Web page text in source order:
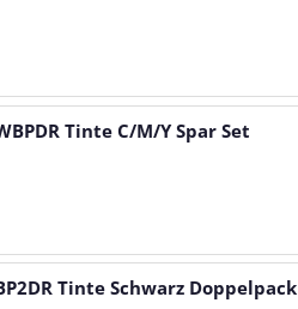
Tinte C/M/Y Spar Set
Tinte Schwarz Doppelpack